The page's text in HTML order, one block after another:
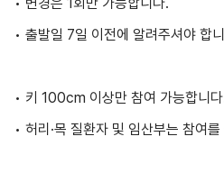
• 출발일 7일 이전에 알려주셔야 합
• 키 100cm 이상만 참여 가능합니
• 허리·목 질환자 및 임산부는 참여